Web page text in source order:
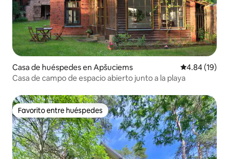
Casa de huéspedes en Apšuciems Calificación
4.84 (19)
Casa de campo de espacio abierto junto a la playa
Favorito entre huéspedes
Favorito entre huéspedes